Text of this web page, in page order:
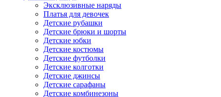
Эксклюзивные наряды
Платья для девочек
Детские рубашки
Детские брюки и шорты
Детские юбки
Детские костюмы
Детские футболки
Детские колготки
Детские джинсы
Детские сарафаны
Детские комбинезоны